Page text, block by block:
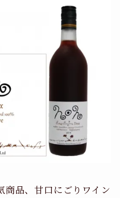
商品、甘口にごりワイン